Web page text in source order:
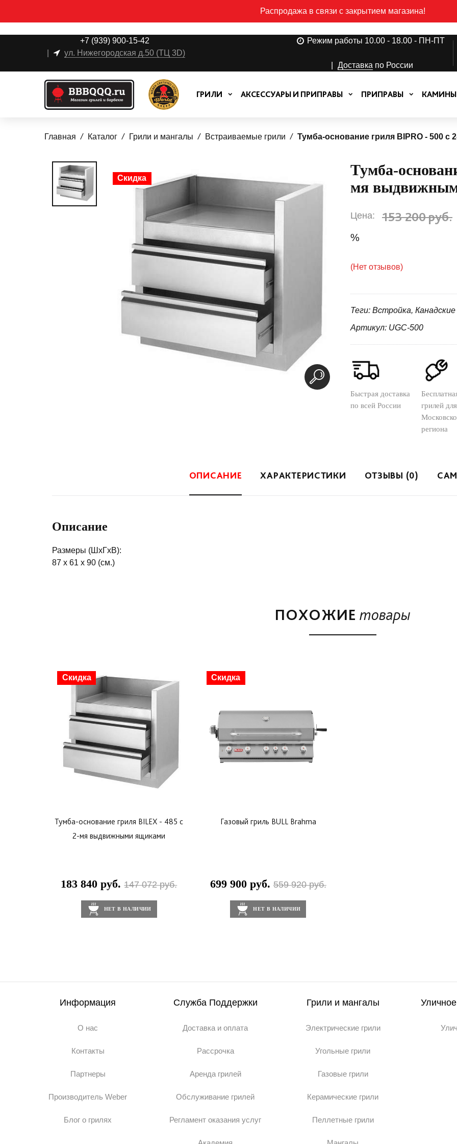
Распродажа в связи с закрытием магазина!
+7 (939) 900-15-42
ул. Нижегородская д.50 (ТЦ 3D)
Режим работы 10.00 - 18.00 - ПН-ПТ
Доставка по России
ГРИЛИ АКСЕССУАРЫ И ПРИПРАВЫ ПРИПРАВЫ КАМИНЫ
Главная Каталог Грили и мангалы Встраиваемые грили Тумба-основание гриля BIPRO - 500
Скидка
Тумба-
мя
Цена: 153 200 руб.
%
(Нет отзывов)
Теги: Встройка,
Артикул: UGC-500
Быстрая доставка
по всей России
грилей для
региона
ОПИСАНИЕ ХАРАКТЕРИСТИКИ ОТЗЫВЫ (0)
Описание
Размеры (ШхГхВ):
87 х 61 х 90 (см.)
ПОХОЖИЕ товары
Скидка
Тумба-основание гриля BILEX - 485 с
2-мя выдвижными ящиками
183 840 руб.147 072 руб.
НЕТ В НАЛИЧИИ
Скидка
Газовый гриль BULL Brahma
699 900 руб.559 920 руб.
НЕТ В НАЛИЧИИ
Информация
О нас
Контакты
Партнеры
Производитель Weber
Блог о грилях
Служба Поддержки
Доставка и оплата
Рассрочка
Аренда грилей
Обслуживание грилей
Регламент оказания услуг
Грили и мангалы
Электрические грили
Угольные грили
Газовые грили
Керамические грили
Пеллетные грили